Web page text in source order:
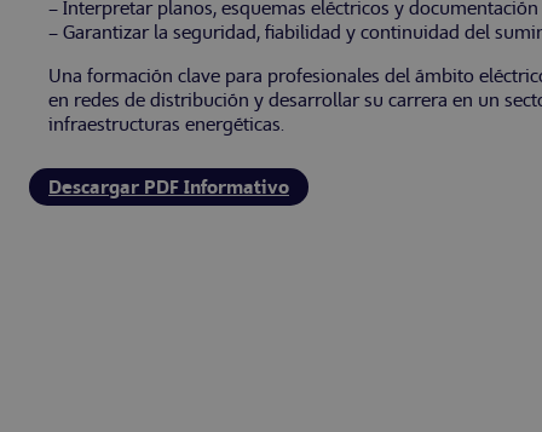
– Interpretar planos, esquemas eléctricos y
– Garantizar la seguridad, fiabilidad y continuidad del
Una formación clave para profesionales del ámbito
en redes de distribución y desarrollar su carrera en un
infraestructuras energéticas.
Descargar PDF Informativo